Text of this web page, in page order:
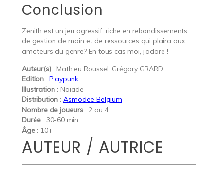
Conclusion
Zenith est un jeu agressif, riche en rebondissements,
de gestion de main et de ressources qui plaira aux
amateurs du genre? En tous cas moi, j’adore !
Auteur(s): Mathieu Roussel, Grégory GRARD
Edition : Playpunk
Illustration: Naïade
Distribution: Asmodee Belgium
Nombre de joueurs: 2 ou 4
Durée: 30-60 min
Âge: 10+
AUTEUR / AUTRICE